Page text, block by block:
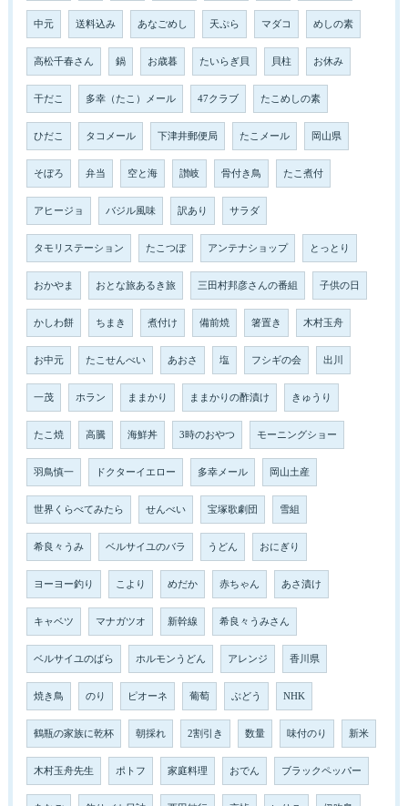
中元 送料込み あなごめし 天ぷら マダコ めしの素
高松千春さん 鍋 お歳暮 たいらぎ貝 貝柱 お休み
干だこ 多幸（たこ）メール 47クラブ たこめしの素
ひだこ タコメール 下津井郵便局 たこメール 岡山県
そぼろ 弁当 空と海 讃岐 骨付き鳥 たこ煮付
アヒージョ バジル風味 訳あり サラダ
タモリステーション たこつぼ アンテナショップ とっとり
おかやま おとな旅あるき旅 三田村邦彦さんの番組 子供の日
かしわ餅 ちまき 煮付け 備前焼 箸置き 木村玉舟
お中元 たこせんべい あおさ 塩 フシギの会 出川
一茂 ホラン ままかり ままかりの酢漬け きゅうり
たこ焼 高騰 海鮮丼 3時のおやつ モーニングショー
羽鳥慎一 ドクターイエロー 多幸メール 岡山土産
世界くらべてみたら せんべい 宝塚歌劇団 雪組
希良々うみ ベルサイユのバラ うどん おにぎり
ヨーヨー釣り こより めだか 赤ちゃん あさ漬け
キャベツ マナガツオ 新幹線 希良々うみさん
ベルサイユのばら ホルモンうどん アレンジ 香川県
焼き鳥 のり ピオーネ 葡萄 ぶどう NHK
鶴瓶の家族に乾杯 朝採れ 2割引き 数量 味付のり 新米
木村玉舟先生 ポトフ 家庭料理 おでん ブラックペッパー